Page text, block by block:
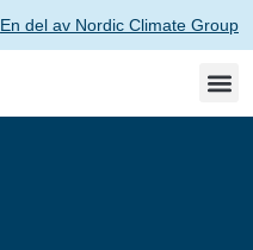
En del av Nordic Climate Group